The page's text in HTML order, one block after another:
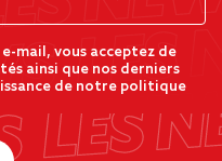
mail, vous acceptez de
ainsi que nos derniers
de notre politique